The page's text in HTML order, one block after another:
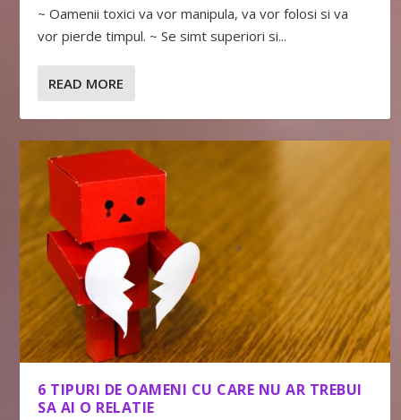
~ Oamenii toxici va vor manipula, va vor folosi si va
vor pierde timpul. ~ Se simt superiori si...
READ MORE
6 TIPURI DE OAMENI CU CARE NU AR TREBUI
SA AI O RELATIE